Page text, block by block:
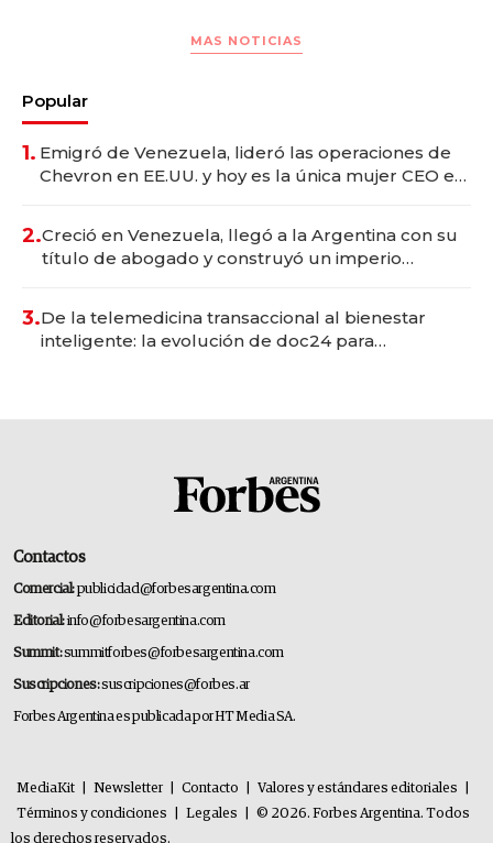
MAS NOTICIAS
Popular
1. Emigró de Venezuela, lideró las operaciones de
Chevron en EE.UU. y hoy es la única mujer CEO en
2.Creció en Venezuela, llegó a la Argentina con su
título de abogado y construyó un imperio
3.De la telemedicina transaccional al bienestar
inteligente: la evolución de doc24 para
Contactos
Comercial:publicidad@forbesargentina.com
Editorial:info@forbesargentina.com
Summit:summitforbes@forbesargentina.com
Suscripciones:suscripciones@forbes.ar
Forbes Argentina es publicada por HT Media SA.
MediaKit Newsletter Contacto Valores y estándares editoriales
Términos y condiciones
Legales
© 2026. Forbes Argentina. Todos
los derechos reservados.